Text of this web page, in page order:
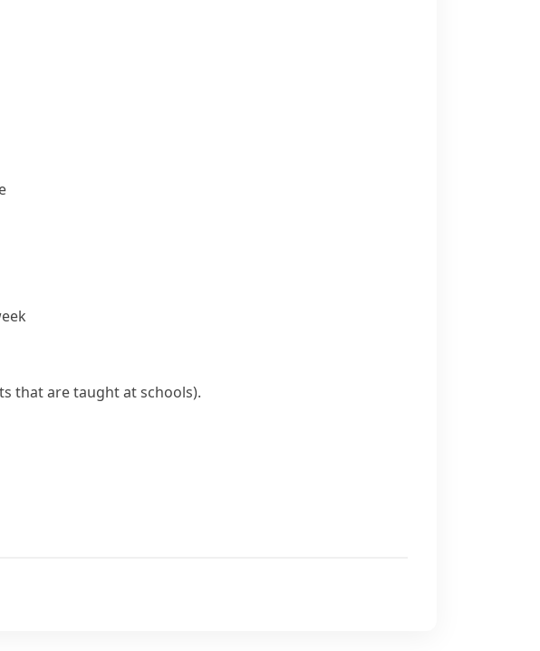
that are taught at schools).